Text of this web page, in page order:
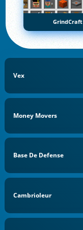
GrindCraft
Vex
Money Movers
Base De Defense
Cambrioleur